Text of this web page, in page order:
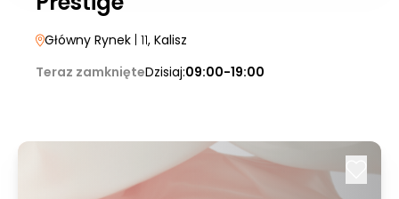
Główny Rynek | 11, Kalisz
Teraz zamknięteDzisiaj:09:00-19:00